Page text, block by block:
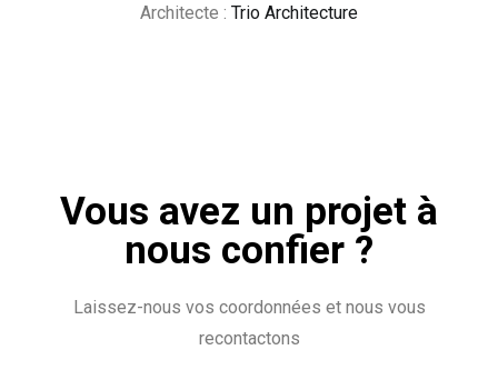
Architecte : Trio Architecture
Vous avez un projet à
nous confier ?
Laissez-nous vos coordonnées et nous vous
recontactons